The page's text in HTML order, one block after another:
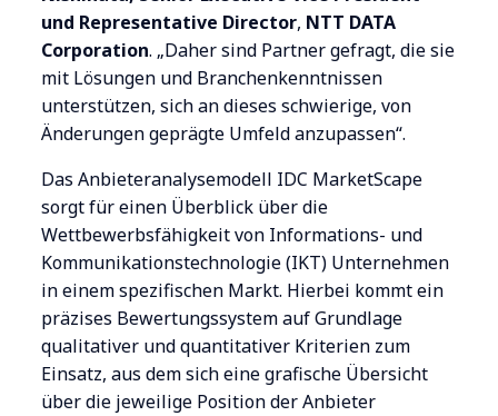
und Representative Director, NTT DATA
Corporation. „Daher sind Partner gefragt, die sie
mit Lösungen und Branchenkenntnissen
unterstützen, sich an dieses schwierige, von
Änderungen geprägte Umfeld anzupassen“.
Das Anbieteranalysemodell IDC MarketScape
sorgt für einen Überblick über die
Wettbewerbsfähigkeit von Informations- und
Kommunikationstechnologie (IKT) Unternehmen
in einem spezifischen Markt. Hierbei kommt ein
präzises Bewertungssystem auf Grundlage
qualitativer und quantitativer Kriterien zum
Einsatz, aus dem sich eine grafische Übersicht
über die jeweilige Position der Anbieter